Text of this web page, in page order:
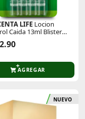
LIFE Locion
Caida 13ml Blister
Und
AGREGAR
NUEVO